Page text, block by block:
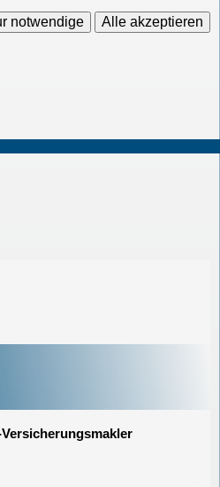
notwendige Alle akzeptieren